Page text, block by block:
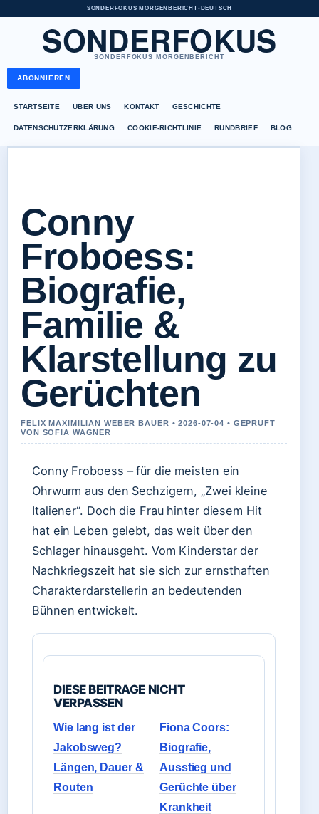
SONDERFOKUS MORGENBERICHT• DEUTSCH
SONDERFOKUS
SONDERFOKUS MORGENBERICHT
ABONNIEREN
STARTSEITE ÜBER UNS KONTAKT GESCHICHTE
DATENSCHUTZERKLÄRUNG COOKIE-RICHTLINIE RUNDBRIEF BLOG
Conny
Froboess:
Biografie,
Familie &
Klarstellung zu
Gerüchten
FELIX MAXIMILIAN WEBER BAUER • 2026-07-04 • GEPRUFT
VON SOFIA WAGNER
Conny Froboess – für die meisten ein
Ohrwurm aus den Sechzigern, „Zwei kleine
Italiener“. Doch die Frau hinter diesem Hit
hat ein Leben gelebt, das weit über den
Schlager hinausgeht. Vom Kinderstar der
Nachkriegszeit hat sie sich zur ernsthaften
Charakterdarstellerin an bedeutenden
Bühnen entwickelt.
DIESE BEITRAGE NICHT
VERPASSEN
Wie lang ist der
Jakobsweg?
Längen, Dauer &
Routen
Fiona Coors:
Biografie,
Ausstieg und
Gerüchte über
Krankheit